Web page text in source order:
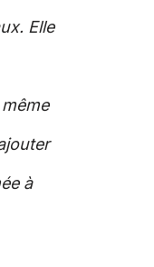
Elle
à